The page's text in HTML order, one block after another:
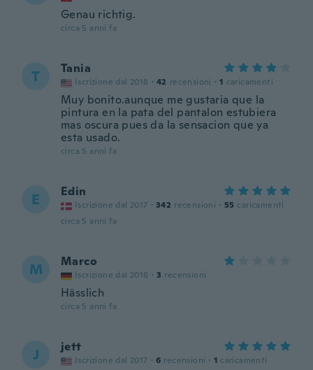
Genau richtig.
circa 5 anni fa
T Tania
Iscrizione dal 2018 · 42 recensioni · 1 caricamenti
Muy bonito.aunque me gustaria que la
pintura en la pata del pantalon estubiera
mas oscura pues da la sensacion que ya
esta usado.
circa 5 anni fa
E Edin
Iscrizione dal 2017 · 342 recensioni · 55 caricamenti
circa 5 anni fa
M Marco
Iscrizione dal 2016 · 3 recensioni
Hässlich
circa 5 anni fa
J jett
Iscrizione dal 2017 · 6 recensioni · 1 caricamenti